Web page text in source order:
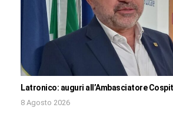
Latronico: auguri all’Ambasciatore
8 Agosto 2026